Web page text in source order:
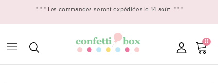
* * * Les commandes seront expédiées le 14 août * * *
0